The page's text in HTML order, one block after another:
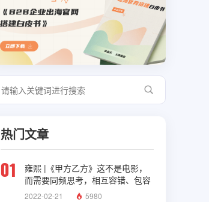
热门文章
01
雍熙 |《甲方乙方》这不是电影，
而需要同频思考，相互容错、包容
与理解
2022-02-21 5980